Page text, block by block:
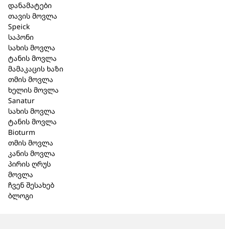
დანამატები
თავის მოვლა
Speick
საპონი
სახის მოვლა
ტანის მოვლა
მამაკაცის ხაზი
თმის მოვლა
ხელის მოვლა
Sanatur
სახის მოვლა
ტანის მოვლა
Bioturm
თმის მოვლა
კანის მოვლა
პირის ღრუს
მოვლა
ჩვენ შესახებ
ბლოგი
შპაიკი Original
როლი 50 მლ. (1165)
32,20 ₾